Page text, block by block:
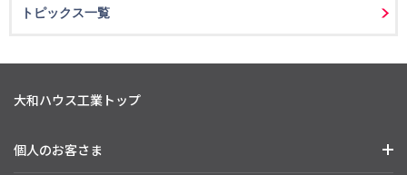
トピックス一覧
大和ハウス工業トップ
個人のお客さま